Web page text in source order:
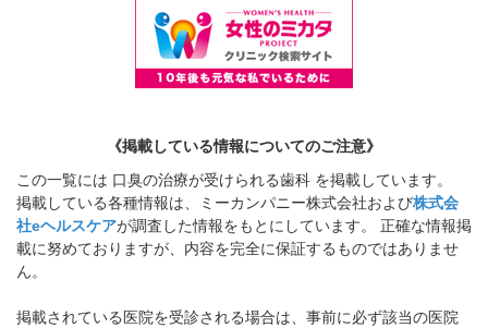
《掲載している情報についてのご注意》
この一覧には 口臭の治療が受けられる歯科 を掲載しています。
掲載している各種情報は、ミーカンパニー株式会社および株式会
社eヘルスケアが調査した情報をもとにしています。 正確な情報掲
載に努めておりますが、内容を完全に保証するものではありませ
ん。
掲載されている医院を受診される場合は、事前に必ず該当の医院